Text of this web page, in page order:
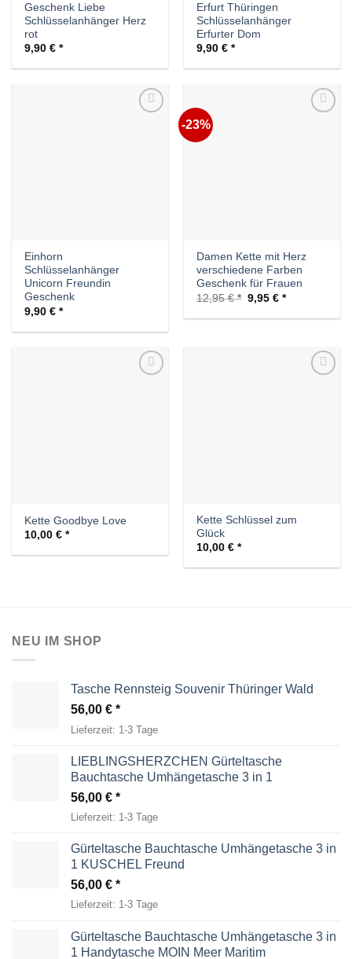
Geschenk Liebe
Schlüsselanhänger Herz
rot
9,90€
Erfurt Thüringen
Schlüsselanhänger
Erfurter Dom
9,90€
Einhorn
Schlüsselanhänger
Unicorn Freundin
Geschenk
9,90€
-23%
Damen Kette mit Herz
verschiedene Farben
Geschenk für Frauen
12,95€
Ursprünglicher
Preis
war:
9,95€ Aktueller
ist:
Kette Goodbye Love
10,00€
Kette Schlüssel zum
Glück
10,00€
NEU IM SHOP
Tasche Rennsteig Souvenir Thüringer Wald
56,00 €
Lieferzeit: 1-3 Tage
LIEBLINGSHERZCHEN Gürteltasche
Bauchtasche Umhängetasche 3 in 1
56,00 €
Lieferzeit: 1-3 Tage
Gürteltasche Bauchtasche Umhängetasche 3 in
1 KUSCHEL Freund
56,00 €
Lieferzeit: 1-3 Tage
Gürteltasche Bauchtasche Umhängetasche 3 in
1 Handytasche MOIN Meer Maritim